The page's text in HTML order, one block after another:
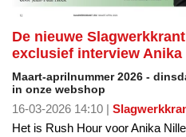
De nieuwe
exclusief interview Anika
Maart-aprilnummer 2026 -
in onze webshop
16-03-2026 14:10 |
Het is Rush Hour voor Anika